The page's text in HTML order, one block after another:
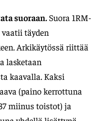
suoraan. Suora 1RM-
täyden
Arkikäytössä riittää
lasketaan
kaavalla. Kaksi
(paino kerrottuna
miinus toistot) ja